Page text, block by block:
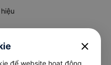
HOÁ
close
để website hoạt động